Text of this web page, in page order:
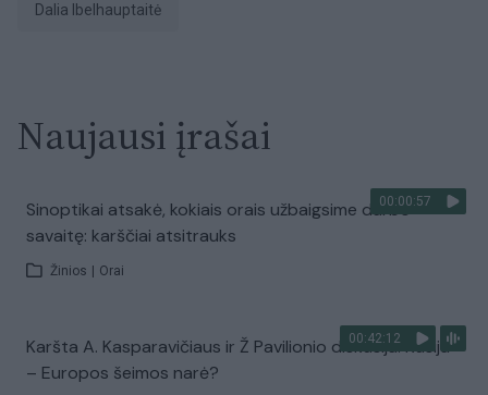
Dalia Ibelhauptaitė
Naujausi įrašai
00:00:57
Sinoptikai atsakė, kokiais orais užbaigsime darbo
savaitę: karščiai atsitrauks
Žinios Orai
00:42:12
Karšta A. Kasparavičiaus ir Ž Pavilionio diskusija: Rusija
– Europos šeimos narė?